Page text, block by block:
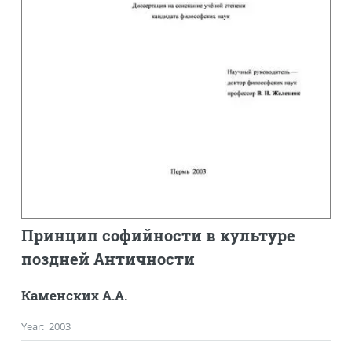
Принцип софийности в культуре
поздней Античности
Каменских А.А.
Year: 2003